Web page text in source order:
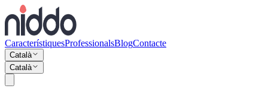
CaracterístiquesProfessionalsBlogContacte
Català
Català